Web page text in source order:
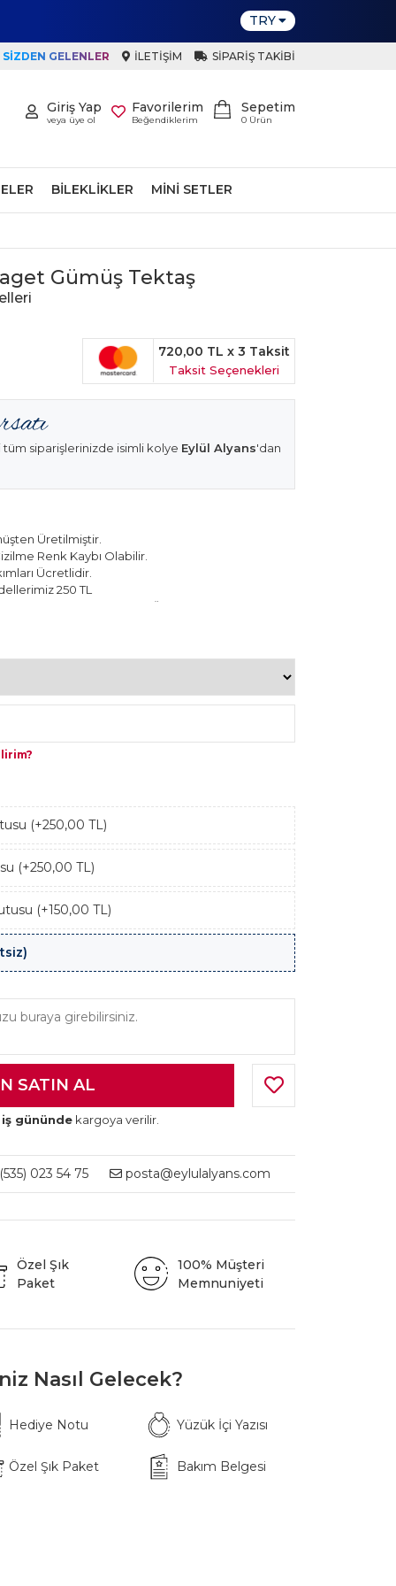
TRY
SIZDEN GELENLER İLETIŞIM SIPARIŞ TAKIBI
Sepetim
0 Ürün
Favorilerim
Beğendiklerim
Giriş Yap
veya üye ol
BILEKLIKLER MINI SETLER
Gümüş Tektaş
720,00 TL x 3 Taksit
Taksit Seçenekleri
tüm siparişlerinizde isimli kolye Eylül Alyans'dan
Üretilmiştir.
Renk Kaybı Olabilir.
Ücretlidir.
250 TL
Modellerimiz 150 TL Sabit Ücret ile Hareket
(+250,00 TL)
(+250,00 TL)
(+150,00 TL)
iş gününde kargoya verilir.
023 54 75 posta@eylulalyans.com
Özel Şık
Paket
100% Müşteri
Memnuniyeti
Nasıl Gelecek?
Hediye Notu Yüzük İçi Yazısı
Özel Şık Paket Bakım Belgesi